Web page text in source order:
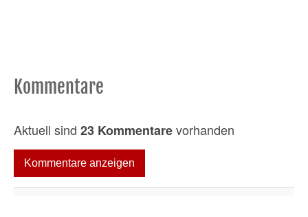
Kommentare
Aktuell sind 23 Kommentarevorhanden
Kommentare anzeigen